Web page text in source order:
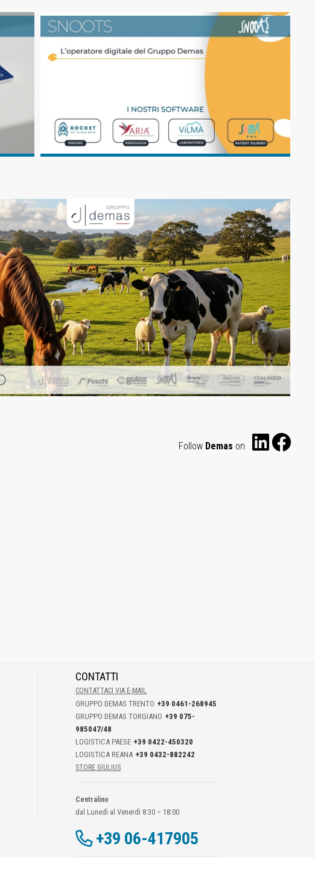
Follow Demas on
CONTATTI
CONTATTACI VIA E-MAIL
GRUPPO DEMAS TRENTO +39 0461-268945
GRUPPO DEMAS TORGIANO +39 075-
985047/48
LOGISTICA PAESE +39 0422-450320
LOGISTICA REANA +39 0432-882242
STORE GIULIUS
Centralino
dal Lunedì al Venerdì 8:30 ÷ 18:00
+39 06-417905